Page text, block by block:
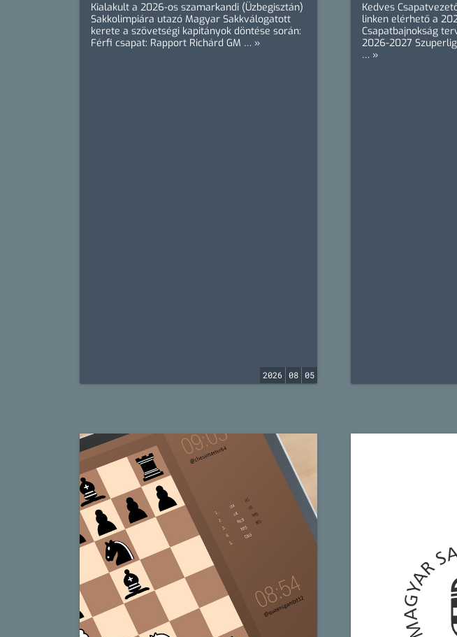
Kialakult a 2026-os szamarkandi (Üzbegisztán)
Sakkolimpiára utazó Magyar Sakkválogatott
kerete a szövetségi kapitányok döntése során:
Férfi csapat: Rapport Richárd GM … »
2026 08 05
Kedves
linken elérhető a
Csapatbajnokság
2026-2027
… »